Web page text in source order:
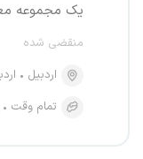
یک مجموعه
منقضی شده
اردبیل
تمام وقت